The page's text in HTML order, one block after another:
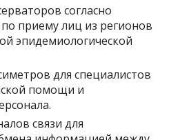
согласно
приему лиц из регионов
эпидемиологической
для специалистов
помощи и
связи для